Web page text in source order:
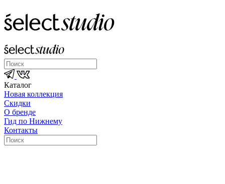
Каталог
Новая коллекция
Скидки
О бренде
Гид по Нижнему
Контакты